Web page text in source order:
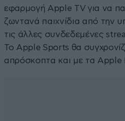
εφαρμογή Apple TV για να
ζωντανά παιχνίδια από την
τις άλλες συνδεδεμένες
Το Apple Sports θα
απρόσκοπτα και με τα Apple